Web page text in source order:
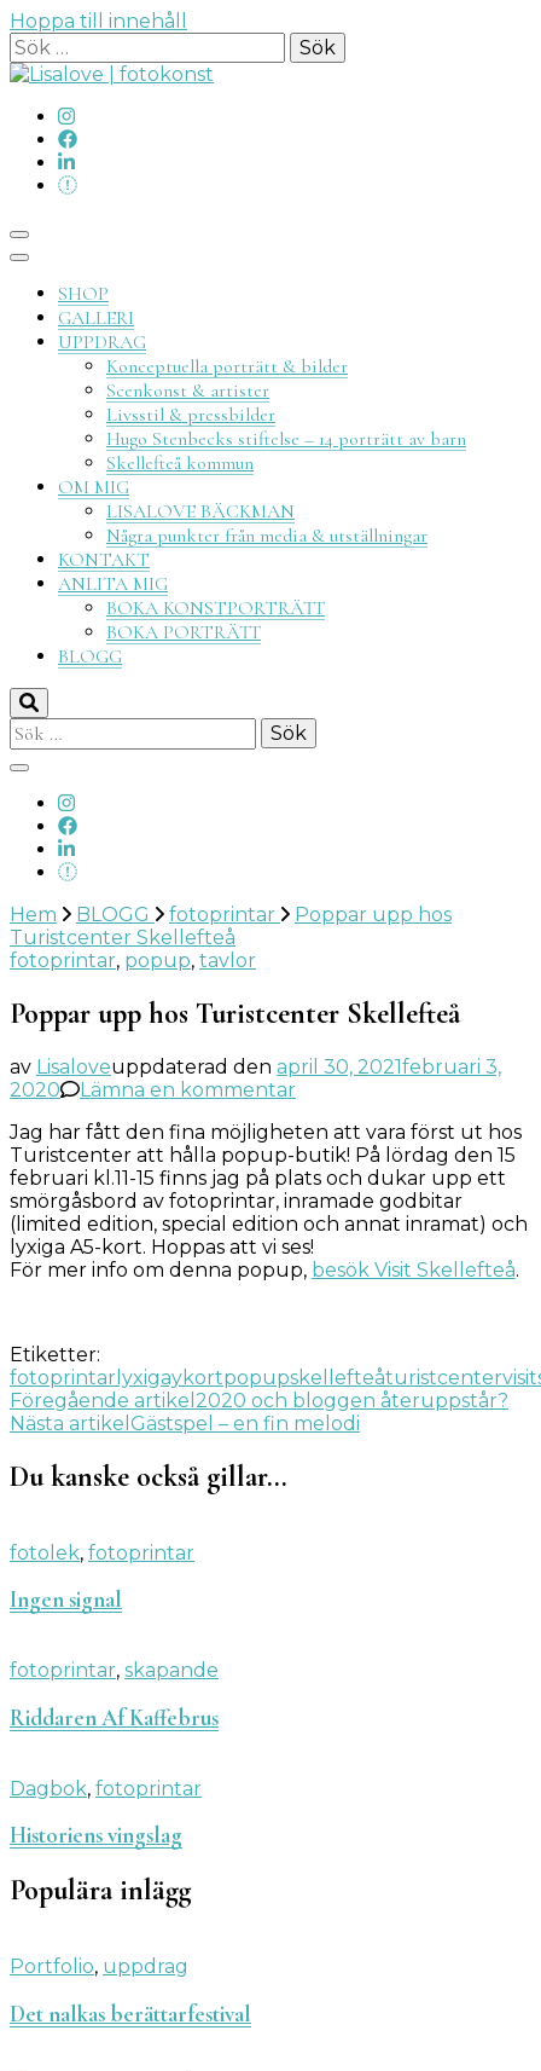
Hoppa till innehåll
Sök
efter:
SHOP
GALLERI
UPPDRAG
Konceptuella porträtt & bilder
Scenkonst & artister
Livsstil & pressbilder
Hugo Stenbecks stiftelse – 14 porträtt av barn
Skellefteå kommun
OM MIG
LISALOVE BÄCKMAN
Några punkter från media & utställningar
KONTAKT
ANLITA MIG
BOKA KONSTPORTRÄTT
BOKA PORTRÄTT
BLOGG
Sök
efter:
Hem BLOGG fotoprintar
Poppar upp hos
Turistcenter Skellefteå
fotoprintar, popup, tavlor
Poppar upp hos Turistcenter Skellefteå
av Lisaloveuppdaterad den april 30, 2021februari 3,
2020
Lämna en kommentar
upp
hos
Turistcenter
Skellefteå
Jag har fått den fina möjligheten att vara först ut hos
Turistcenter att hålla popup-butik! På lördag den 15
februari kl.11-15 finns jag på plats och dukar upp ett
smörgåsbord av fotoprintar, inramade godbitar
(limited edition, special edition och annat inramat) och
lyxiga A5-kort. Hoppas att vi ses!
För mer info om denna popup, besök Visit Skellefteå.
Etiketter:
fotoprintar lyxigaykortpopupskellefteåturistcenter
Inläggsnavigering
Föregående artikel 2020 och bloggen återuppstår?
Nästa artikel Gästspel – en fin melodi
Du kanske också gillar…
fotolek, fotoprintar
Ingen signal
fotoprintar, skapande
Riddaren Af Kaffebrus
Dagbok, fotoprintar
Historiens vingslag
Populära inlägg
Portfolio, uppdrag
Det nalkas berättarfestival